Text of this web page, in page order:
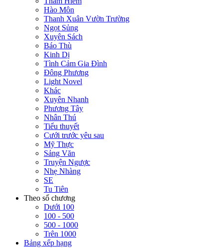
Hào Môn
Thanh Xuân Vườn Trường
Ngọt Sủng
Xuyên Sách
Báo Thù
Kinh Dị
Tình Cảm Gia Đình
Đông Phương
Light Novel
Khác
Xuyên Nhanh
Phương Tây
Nhân Thú
Tiểu thuyết
Cưới trước yêu sau
Mỹ Thực
Sảng Văn
Truyện Ngược
Nhẹ Nhàng
SE
Tu Tiên
Theo số chương
Dưới 100
100 - 500
500 - 1000
Trên 1000
Bảng xếp hạng